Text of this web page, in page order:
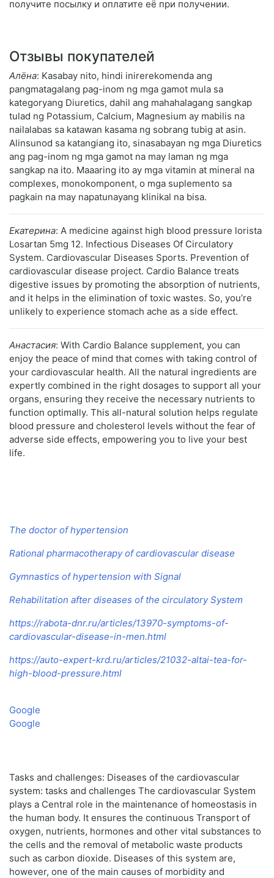
получите посылку и оплатите её при получении.
Отзывы покупателей
Алёна: Kasabay nito, hindi inirerekomenda ang
pangmatagalang pag-inom ng mga gamot mula sa
kategoryang Diuretics, dahil ang mahahalagang sangkap
tulad ng Potassium, Calcium, Magnesium ay mabilis na
nailalabas sa katawan kasama ng sobrang tubig at asin.
Alinsunod sa katangiang ito, sinasabayan ng mga Diuretics
ang pag-inom ng mga gamot na may laman ng mga
sangkap na ito. Maaaring ito ay mga vitamin at mineral na
complexes, monokomponent, o mga suplemento sa
pagkain na may napatunayang klinikal na bisa.
Екатерина: A medicine against high blood pressure lorista
Losartan 5mg 12. Infectious Diseases Of Circulatory
System. Cardiovascular Diseases Sports. Prevention of
cardiovascular disease project. Cardio Balance treats
digestive issues by promoting the absorption of nutrients,
and it helps in the elimination of toxic wastes. So, you’re
unlikely to experience stomach ache as a side effect.
Анастасия: With Cardio Balance supplement, you can
enjoy the peace of mind that comes with taking control of
your cardiovascular health. All the natural ingredients are
expertly combined in the right dosages to support all your
organs, ensuring they receive the necessary nutrients to
function optimally. This all-natural solution helps regulate
blood pressure and cholesterol levels without the fear of
adverse side effects, empowering you to live your best
life.
The doctor of hypertension
Rational pharmacotherapy of cardiovascular disease
Gymnastics of hypertension with Signal
Rehabilitation after diseases of the circulatory System
https://rabota-dnr.ru/articles/13970-symptoms-of-
cardiovascular-disease-in-men.html
https://auto-expert-krd.ru/articles/21032-altai-tea-for-
high-blood-pressure.html
Google
Google
Tasks and challenges: Diseases of the cardiovascular
system: tasks and challenges The cardiovascular System
plays a Central role in the maintenance of homeostasis in
the human body. It ensures the continuous Transport of
oxygen, nutrients, hormones and other vital substances to
the cells and the removal of metabolic waste products
such as carbon dioxide. Diseases of this system are,
however, one of the main causes of morbidity and